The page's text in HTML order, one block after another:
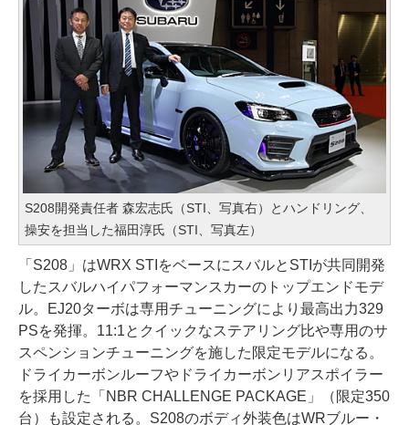
S208開発責任者 森宏志氏（STI、写真右）とハンドリング、
操安を担当した福田淳氏（STI、写真左）
「S208」はWRX STIをベースにスバルとSTIが共同開発
したスバルハイパフォーマンスカーのトップエンドモデ
ル。EJ20ターボは専用チューニングにより最高出力329
PSを発揮。11:1とクイックなステアリング比や専用のサ
スペンションチューニングを施した限定モデルになる。
ドライカーボンルーフやドライカーボンリアスポイラー
を採用した「NBR CHALLENGE PACKAGE」（限定350
台）も設定される。S208のボディ外装色はWRブルー・